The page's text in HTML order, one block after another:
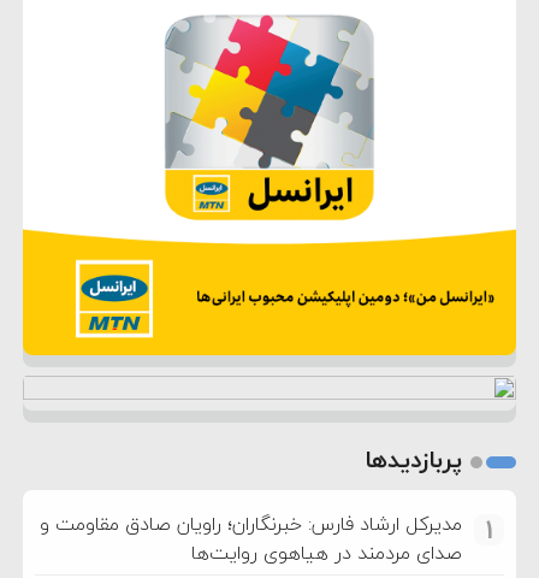
پربازدیدها
1
مدیرکل ارشاد فارس: خبرنگاران؛ راویان صادق مقاومت و
صدای مردمند در هیاهوی روایت‌ها